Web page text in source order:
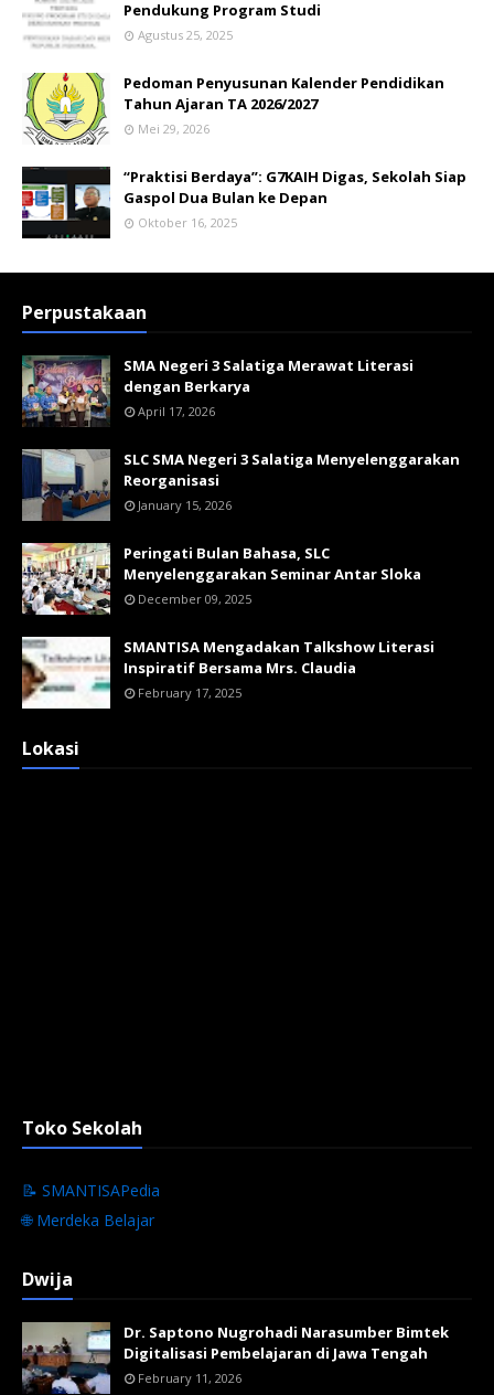
Pendukung Program Studi
Agustus 25, 2025
Pedoman Penyusunan Kalender Pendidikan
Tahun Ajaran TA 2026/2027
Mei 29, 2026
“Praktisi Berdaya”: G7KAIH Digas, Sekolah Siap
Gaspol Dua Bulan ke Depan
Oktober 16, 2025
Perpustakaan
SMA Negeri 3 Salatiga Merawat Literasi
dengan Berkarya
April 17, 2026
SLC SMA Negeri 3 Salatiga Menyelenggarakan
Reorganisasi
January 15, 2026
Peringati Bulan Bahasa, SLC
Menyelenggarakan Seminar Antar Sloka
December 09, 2025
SMANTISA Mengadakan Talkshow Literasi
Inspiratif Bersama Mrs. Claudia
February 17, 2025
Lokasi
Toko Sekolah
📝 SMANTISAPedia
🌐 Merdeka Belajar
Dwija
Dr. Saptono Nugrohadi Narasumber Bimtek
Digitalisasi Pembelajaran di Jawa Tengah
February 11, 2026